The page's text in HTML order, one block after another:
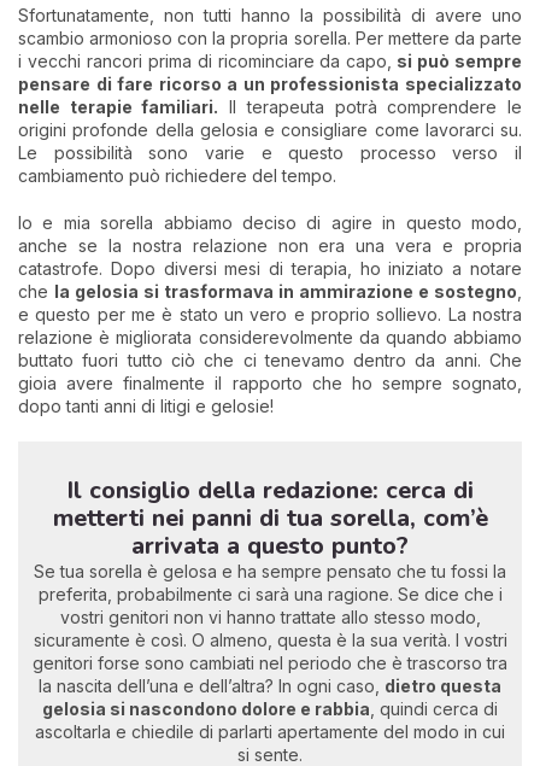
Sfortunatamente, non tutti hanno la possibilità di avere uno
scambio armonioso con la propria sorella. Per mettere da parte
i vecchi rancori prima di ricominciare da capo, si può sempre
pensare di fare ricorso a un professionista specializzato
nelle terapie familiari. Il terapeuta potrà comprendere le
origini profonde della gelosia e consigliare come lavorarci su.
Le possibilità sono varie e questo processo verso il
cambiamento può richiedere del tempo.
Io e mia sorella abbiamo deciso di agire in questo modo,
anche se la nostra relazione non era una vera e propria
catastrofe. Dopo diversi mesi di terapia, ho iniziato a notare
che la gelosia si trasformava in ammirazione e sostegno
e questo per me è stato un vero e proprio sollievo. La nostra
relazione è migliorata considerevolmente da quando abbiamo
buttato fuori tutto ciò che ci tenevamo dentro da anni. Che
gioia avere finalmente il rapporto che ho sempre sognato,
dopo tanti anni di litigi e gelosie!
Il consiglio della redazione: cerca di
metterti nei panni di tua sorella, com’è
arrivata a questo punto?
Se tua sorella è gelosa e ha sempre pensato che tu fossi la
preferita, probabilmente ci sarà una ragione. Se dice che i
vostri genitori non vi hanno trattate allo stesso modo,
sicuramente è così. O almeno, questa è la sua verità. I vostri
genitori forse sono cambiati nel periodo che è trascorso tra
la nascita dell’una e dell’altra? In ogni caso, dietro questa
gelosia si nascondono dolore e rabbia , quindi cerca di
ascoltarla e chiedile di parlarti apertamente del modo in cui
si sente.